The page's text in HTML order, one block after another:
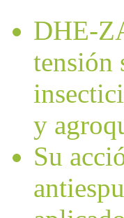
DHE-
tensión
y
Su